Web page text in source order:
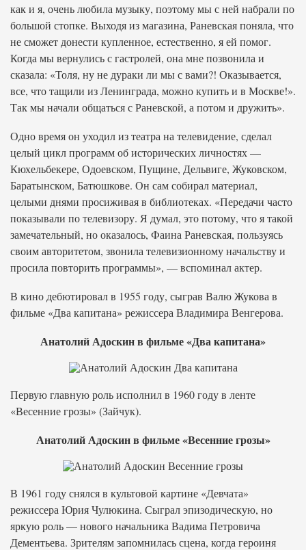
как и я, очень любила музыку, поэтому мы с ней набрали по
большой стопке. Выходя из магазина, Раневская поняла, что
не сможет донести купленное, естественно, я ей помог.
Когда мы вернулись с гастролей, она мне позвонила и
сказала: «Толя, ну не дураки ли мы с вами?! Оказывается,
все, что тащили из Ленинграда, можно купить и в Москве!».
Так мы начали общаться с Раневской, а потом и дружить».
Одно время он уходил из театра на телевидение, сделал
целый цикл программ об исторических личностях —
Кюхельбекере, Одоевском, Пущине, Дельвиге, Жуковском,
Баратынском, Батюшкове. Он сам собирал материал,
целыми днями просиживая в библиотеках. «Передачи часто
показывали по телевизору. Я думал, это потому, что я такой
замечательный, но оказалось, Фаина Раневская, пользуясь
своим авторитетом, звонила телевизионному начальству и
просила повторить программы», — вспоминал актер.
В кино дебютировал в 1955 году, сыграв Валю Жукова в
фильме «Два капитана» режиссера Владимира Венгерова.
Анатолий Адоскин в фильме «Два капитана»
Первую главную роль исполнил в 1960 году в ленте
«Весенние грозы» (Зайчук).
Анатолий Адоскин в фильме «Весенние грозы»
В 1961 году снялся в культовой картине «Девчата»
режиссера Юрия Чулюкина. Сыграл эпизодическую, но
яркую роль — нового начальника Вадима Петровича
Дементьева. Зрителям запомнилась сцена, когда героиня